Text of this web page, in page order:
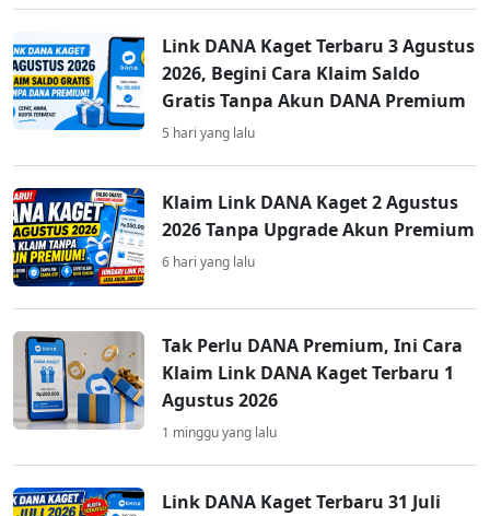
Link DANA Kaget Terbaru 3 Agustus
2026, Begini Cara Klaim Saldo
Gratis Tanpa Akun DANA Premium
5 hari yang lalu
Klaim Link DANA Kaget 2 Agustus
2026 Tanpa Upgrade Akun Premium
6 hari yang lalu
Tak Perlu DANA Premium, Ini Cara
Klaim Link DANA Kaget Terbaru 1
Agustus 2026
1 minggu yang lalu
Link DANA Kaget Terbaru 31 Juli